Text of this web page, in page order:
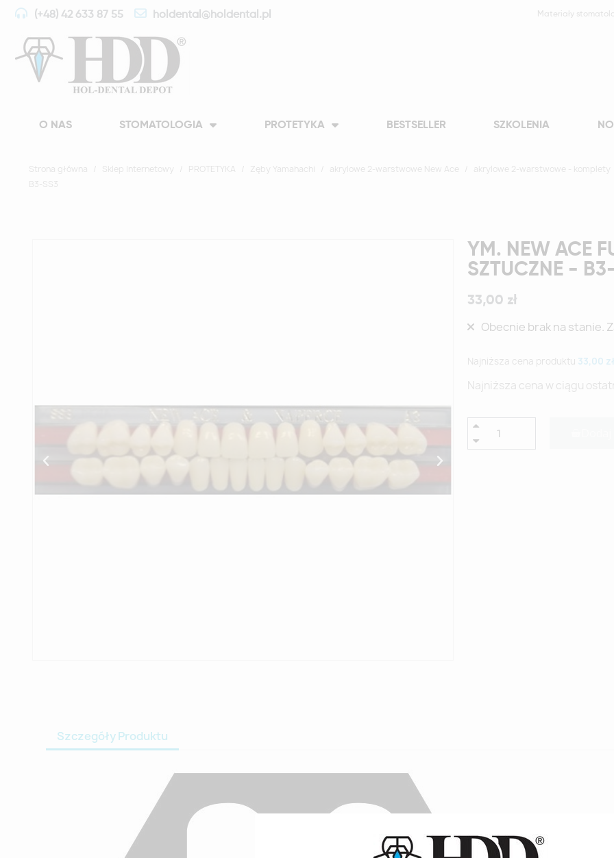
(+48) 42 633 87 55 holdental@holdental.pl Materiały
O NAS STOMATOLOGIA PROTETYKA BESTSELLER SZKOLENIA
Strona główna Sklep Internetowy PROTETYKA Zęby Yamahachi akrylowe 2-warstwowe New Ace
akrylowe 2-warstwowe - komplety
B3-SS3
YM. NEW ACE
SZTUCZNE -
33,00 zł
Obecnie brak na stanie.
Najniższa cena produktu 33,00 zł
Najniższa cena w ciągu
Szczegóły Produktu